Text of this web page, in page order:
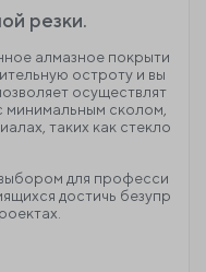
резки.
алмазное покрыти
остроту и вы
осуществлят
минимальным сколом,
таких как стекло
для професси
достичь безупр